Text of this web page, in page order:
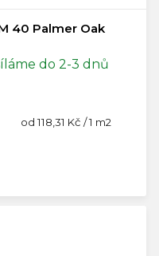
40 Palmer Oak
do 2-3 dnů
Měrná
od 118,31 Kč / 1 m2